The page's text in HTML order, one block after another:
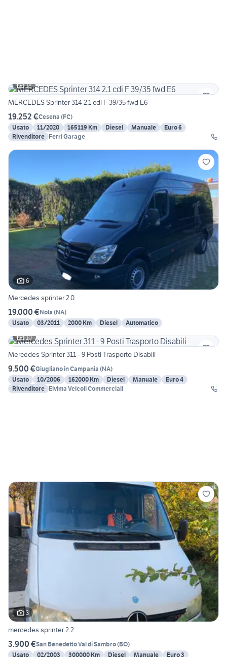
18
MERCEDES Sprinter 314 2.1 cdi F 39/35 fwd E6
19.252 €Cesena (FC)
Usato
11/2020 165119 Km Diesel Manuale
Euro 6
Rivenditore Ferri Garage
6
Mercedes sprinter 2.0
19.000 €Nola (NA)
Usato
03/2011 2000 Km Diesel
Automatico
10
Mercedes Sprinter 311 - 9 Posti Trasporto Disabili
9.500 €Giugliano in Campania (NA)
Usato
10/2006 162000 Km Diesel Manuale
Euro 4
Rivenditore Elvima Veicoli Commerciali
3
mercedes sprinter 2.2
3.900 €San Benedetto Val di Sambro(BO)
Usato
02/2003 300000 Km Diesel Manuale Euro 3